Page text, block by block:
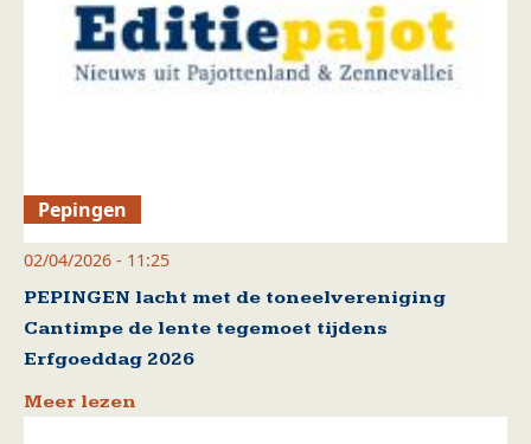
Pepingen
02/04/2026 - 11:25
PEPINGEN lacht met de toneelvereniging
Cantimpe de lente tegemoet tijdens
Erfgoeddag 2026
Meer lezen